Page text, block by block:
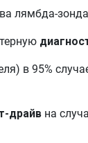
лямбда-
в 95%
драйв на